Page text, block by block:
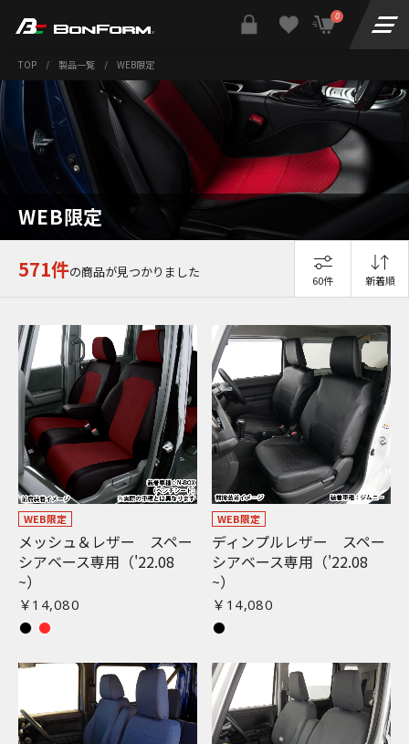
0
TOP / 製品一覧 / WEB限定
WEB限定
571件の商品が見つかりました
60件 新着順
WEB限定
メッシュ＆レザー スペー
シアベース専用（'22.08
~）
￥14,080
WEB限定
ディンプルレザー スペー
シアベース専用（'22.08
~）
￥14,080